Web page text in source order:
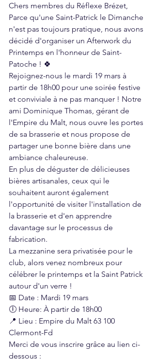
Chers membres du Réflexe Brézet,
Parce qu'une Saint-Patrick le Dimanche
n'est pas toujours pratique, nous avons
décidé d'organiser un Afterwork du
Printemps en l'honneur de Saint-
Patoche ! 🍀
Rejoignez-nous le mardi 19 mars à
partir de 18h00 pour une soirée festive
et conviviale à ne pas manquer ! Notre
ami Dominique Thomas, gérant de
l'Empire du Malt, nous ouvre les portes
de sa brasserie et nous propose de
partager une bonne bière dans une
ambiance chaleureuse.
En plus de déguster de délicieuses
bières artisanales, ceux qui le
souhaitent auront également
l'opportunité de visiter l'installation de
la brasserie et d'en apprendre
davantage sur le processus de
fabrication.
La mezzanine sera privatisée pour le
club, alors venez nombreux pour
célébrer le printemps et la Saint Patrick
autour d'un verre !
📅 Date : Mardi 19 mars
🕕 Heure: À partir de 18h00
📍 Lieu : Empire du Malt 63 100
Clermont-Fd
Merci de vous inscrire grâce au lien ci-
dessous :